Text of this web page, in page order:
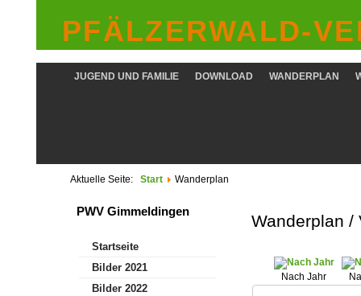
PFÄLZERWALD-
WANDERPLAN
DOWNLOAD
JUGEND UND FAMILIE
Aktuelle Seite: Start Wanderplan
Wanderplan /
Nach Jahr
PWV Gimmeldingen
Startseite
Bilder 2021
Bilder 2022